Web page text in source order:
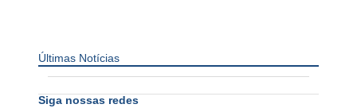
Últimas Notícias
Siga nossas redes